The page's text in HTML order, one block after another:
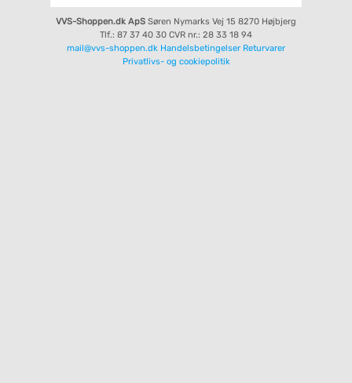
VVS-Shoppen.dk ApS Søren Nymarks Vej 15 8270 Højbjerg
Tlf.: 87 37 40 30 CVR nr.: 28 33 18 94
mail@vvs-shoppen.dk Handelsbetingelser Returvarer
Privatlivs- og cookiepolitik